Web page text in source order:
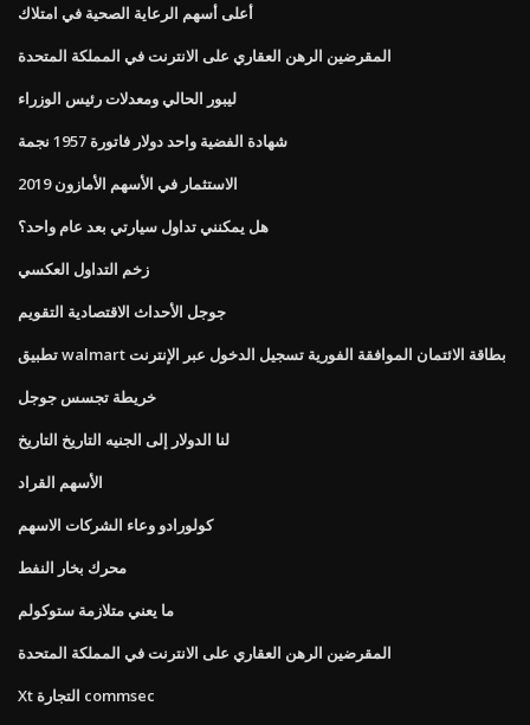
أعلى أسهم الرعاية الصحية في امتلاك
المقرضين الرهن العقاري على الانترنت في المملكة المتحدة
ليبور الحالي ومعدلات رئيس الوزراء
شهادة الفضية واحد دولار فاتورة 1957 نجمة
الاستثمار في الأسهم الأمازون 2019
هل يمكنني تداول سيارتي بعد عام واحد؟
زخم التداول العكسي
جوجل الأحداث الاقتصادية التقويم
تطبيق walmart بطاقة الائتمان الموافقة الفورية تسجيل الدخول عبر الإنترنت
خريطة تجسس جوجل
لنا الدولار إلى الجنيه التاريخ التاريخ
الأسهم القراد
كولورادو وعاء الشركات الاسهم
محرك بخار النفط
ما يعني متلازمة ستوكولم
المقرضين الرهن العقاري على الانترنت في المملكة المتحدة
Xt التجارة commsec